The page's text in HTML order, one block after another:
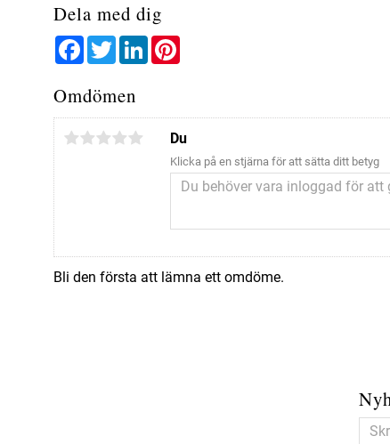
Dela med dig
FacebookTwitterLinkedIn
Omdömen
Du
Klicka på en stjärna för att sätta ditt betyg
Bli den första att lämna ett omdöme.